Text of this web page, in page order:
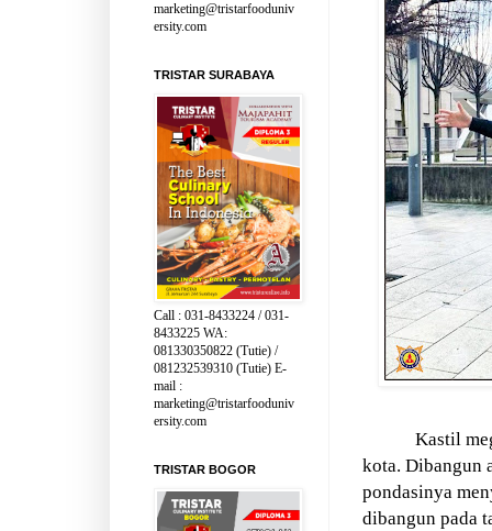
Kastil
kota. Dibangun
pondasinya
dibangun pada
marketing@tristarfooduniv
ersity.com
TRISTAR SURABAYA
Call : 031-8433224 / 031-
8433225 WA:
081330350822 (Tutie) /
081232539310 (Tutie) E-
mail :
marketing@tristarfooduniv
ersity.com
TRISTAR BOGOR